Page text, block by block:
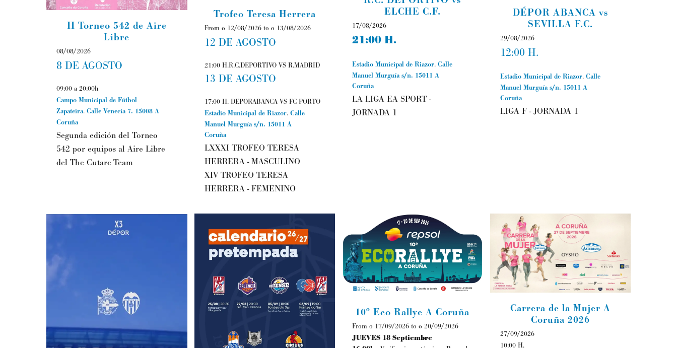
II Torneo 542 de Aire
Libre
08/08/2026
8 DE AGOSTO
09:00 a 20:00h
Campo Municipal de Fútbol
Zapateira. Calle Venecia 7. 15008 A
Coruña
Segunda edición del Torneo
542 por equipos al Aire Libre
del The Cutarc Team
Trofeo Teresa Herrera
From o 12/08/2026 to o 13/08/2026
12 DE AGOSTO
21:00 H.R.C.DEPORTIVO VS R.MADRID
13 DE AGOSTO
17:00 H. DEPORABANCA VS FC PORTO
Estadio Municipal de Riazor. Calle
Manuel Murguía s/n. 15011 A
Coruña
LXXXI TROFEO TERESA
HERRERA - MASCULINO
XIV TROFEO TERESA
HERRERA - FEMENINO
ELCHE C.F.
17/08/2026
21:00 H.
Estadio Municipal de Riazor. Calle
Manuel Murguía s/n. 15011 A
Coruña
LA LIGA EA SPORT -
JORNADA 1
DÉPOR ABANCA vs
SEVILLA F.C.
29/08/2026
12:00 H.
Estadio Municipal de Riazor. Calle
Manuel Murguía s/n. 15011 A
Coruña
LIGA F - JORNADA 1
10º Eco Rallye A Coruña
From o 17/09/2026 to o 20/09/2026
JUEVES 18 Septiembre
Carrera de la Mujer A
Coruña 2026
27/09/2026
10:00 H.